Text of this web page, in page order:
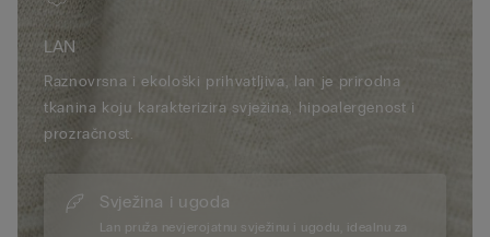
LAN
Raznovrsna i ekološki prihvatljiva, lan je prirodna
tkanina koju karakterizira svježina, hipoalergenost i
prozračnost.
Svježina i ugoda
Lan pruža nevjerojatnu svježinu i ugodu, idealnu za